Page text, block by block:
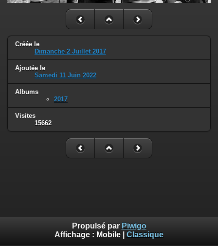
Créée le
Dimanche 2 Juillet 2017
Ajoutée le
Samedi 11 Juin 2022
Albums
2017
Visites
15662
Propulsé par Piwigo
Affichage : Mobile Classique